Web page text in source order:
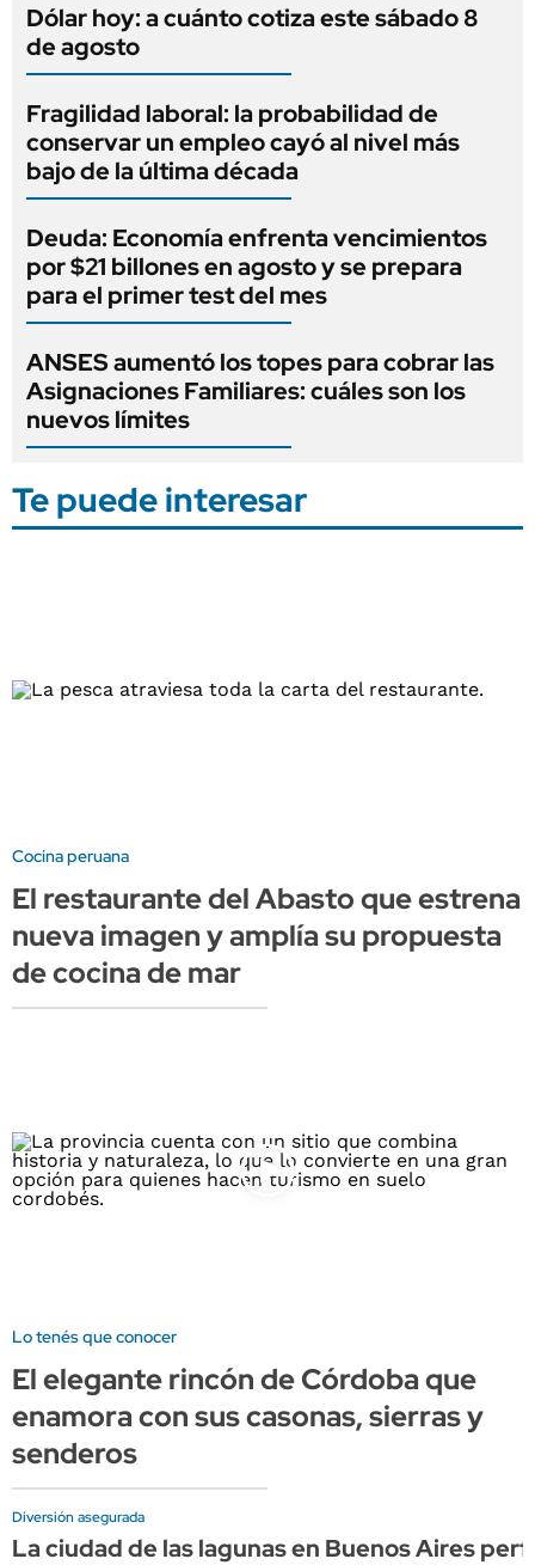
Dólar hoy: a cuánto cotiza este sábado 8
de agosto
Fragilidad laboral: la probabilidad de
conservar un empleo cayó al nivel más
bajo de la última década
Deuda: Economía enfrenta vencimientos
por $21 billones en agosto y se prepara
para el primer test del mes
ANSES aumentó los topes para cobrar las
Asignaciones Familiares: cuáles son los
nuevos límites
Te puede interesar
Cocina peruana
El restaurante del Abasto que estrena
nueva imagen y amplía su propuesta
de cocina de mar
Lo tenés que conocer
El elegante rincón de Córdoba que
enamora con sus casonas, sierras y
senderos
Diversión asegurada
La ciudad de las lagunas en Buenos Aires